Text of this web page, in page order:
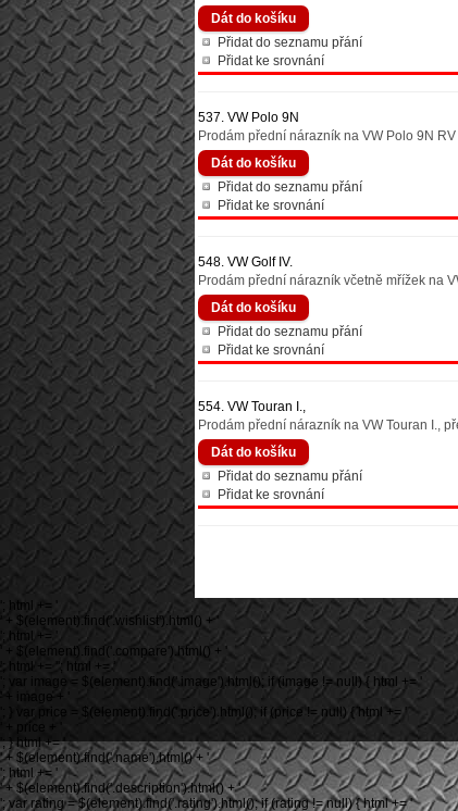
Přidat do seznamu přání
Přidat ke srovnání
537. VW Polo 9N
Prodám přední nárazník na VW Polo 9N
Přidat do seznamu přání
Přidat ke srovnání
548. VW Golf IV.
Prodám přední nárazník včetně mřížek na
Přidat do seznamu přání
Přidat ke srovnání
554. VW Touran I.,
Prodám přední nárazník na VW Touran I.,
Přidat do seznamu přání
Přidat ke srovnání
'; html += '
' + $(element).find('.wishlist').html() + '
'; html += '
' + $(element).find('.compare').html() + '
'; html += ''; html += '
'; var image = $(element).find('.image').html(); if (image != null) { html += '
' + image + '
'; } var price = $(element).find('.price').html(); if (price != null) { html += '
'; } html += '
' + $(element).find('.name').html() + '
'; html += '
' + $(element).find('.description').html() + '
'; var rating = $(element).find('.rating').html(); if (rating != null) { html += '